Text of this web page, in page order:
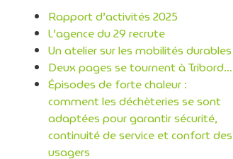
Rapport d’activités 2025
L’agence du 29 recrute
Un atelier sur les mobilités durables
Deux pages se tournent à Tribord…
Épisodes de forte chaleur :
comment les déchèteries se sont
adaptées pour garantir sécurité,
continuité de service et confort des
usagers